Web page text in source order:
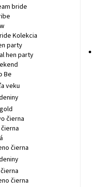
bride
Kolekcia
party
hen party
Be
veku
čierna
čierna
čierna